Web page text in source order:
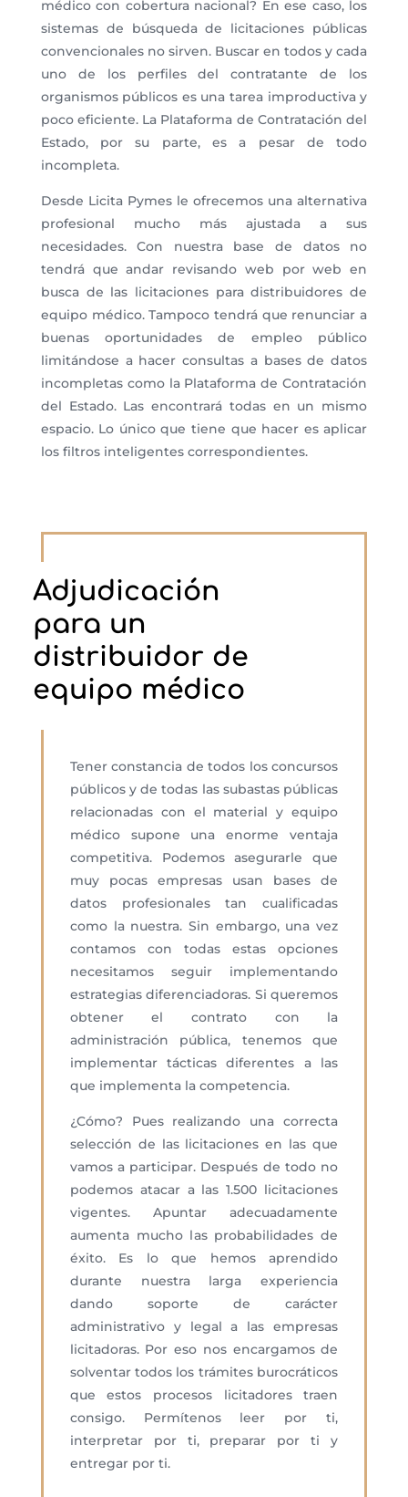
médicocon cobertura nacional? En ese caso, los
sistemas de búsqueda de licitaciones públicas
convencionales no sirven. Buscar en todos y cada
uno de los perfiles del contratante de los
organismos públicos es una tarea improductiva y
poco eficiente. La Plataforma de Contratación del
Estado, por su parte, es a pesar de todo
incompleta.
Desde Licita Pymes le ofrecemos una alternativa
profesional mucho más ajustada a sus
necesidades. Con nuestra base de datos no
tendrá que andar revisando web por web en
busca de las licitaciones paradistribuidores de
equipo médico. Tampoco tendrá que renunciar a
buenas oportunidades de empleo público
limitándose a hacer consultas a bases de datos
incompletas como la Plataforma de Contratación
del Estado. Las encontrará todas en un mismo
espacio. Lo único que tiene que hacer es aplicar
los filtros inteligentes correspondientes.
Adjudicación
para un
distribuidor de
equipo médico
Tener constancia de todos los concursos
públicos y de todas las subastas públicas
relacionadas con el material y equipo
médicosupone una enorme ventaja
competitiva. Podemos asegurarle que
muy pocas empresas usan bases de
datos profesionales tan cualificadas
como la nuestra. Sin embargo, una vez
contamos con todas estas opciones
necesitamos seguir implementando
estrategias diferenciadoras. Si queremos
obtener el contrato con la
administración pública, tenemos que
implementar tácticas diferentes a las
que implementa la competencia.
¿Cómo? Pues realizando una correcta
selección de las licitaciones en las que
vamos a participar. Después de todo no
podemos atacar a las 1.500 licitaciones
vigentes. Apuntar adecuadamente
aumenta mucho las probabilidades de
éxito. Es lo que hemos aprendido
durante nuestra larga experiencia
dando soporte de carácter
administrativo y legal a las empresas
licitadoras. Por eso nos encargamos de
solventar todos los trámites burocráticos
que estos procesos licitadores traen
consigo. Permítenos leer por ti,
interpretar por ti, preparar por ti y
entregar por ti.